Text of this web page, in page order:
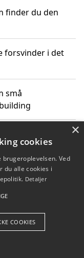
finder du den
forsvinder i det
små
og vælg den
din løsning
Aps
×
cookies
Ved
du alle cookies i
Detaljer
COOKIES